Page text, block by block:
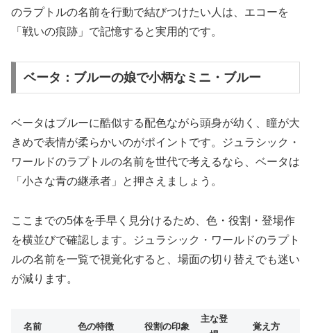
のラプトルの名前を行動で結びつけたい人は、エコーを
「戦いの痕跡」で記憶すると実用的です。
ベータ：ブルーの娘で小柄なミニ・ブルー
ベータはブルーに酷似する配色ながら頭身が幼く、瞳が大
きめで表情が柔らかいのがポイントです。ジュラシック・
ワールドのラプトルの名前を世代で考えるなら、ベータは
「小さな青の継承者」と押さえましょう。
ここまでの5体を手早く見分けるため、色・役割・登場作
を横並びで確認します。ジュラシック・ワールドのラプト
ルの名前を一覧で視覚化すると、場面の切り替えでも迷い
が減ります。
名前 色の特徴 役割の印象
主な登
覚え方